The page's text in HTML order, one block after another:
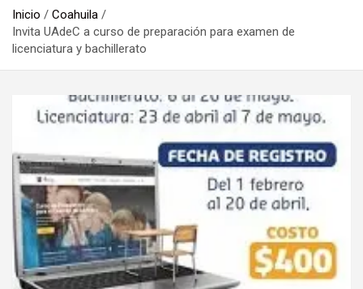
Inicio
Coahuila
Invita UAdeC a curso de preparación para examen de
licenciatura y bachillerato